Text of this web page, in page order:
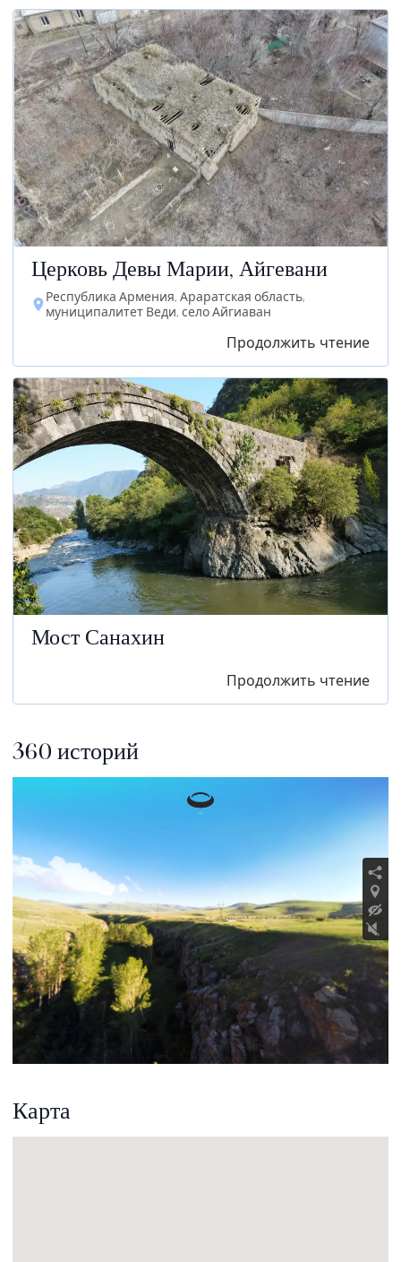
Церковь Девы Марии, Айгевани
Республика Армения, Араратская область,
муниципалитет Веди, село Айгиаван
Продолжить чтение
Мост Санахин
Продолжить чтение
360 историй
Карта